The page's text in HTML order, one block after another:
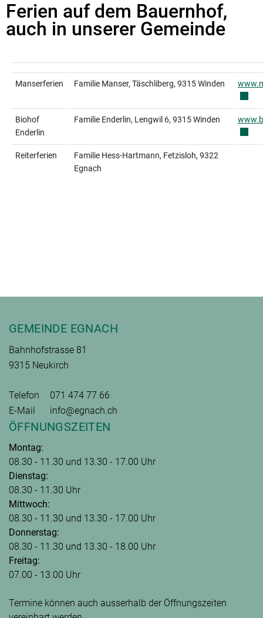
Ferien auf dem Bauernhof,
auch in unserer Gemeinde
Manserferien Familie Manser, Täschliberg, 9315 Winden
Biohof
Enderlin
Familie Enderlin, Lengwil 6, 9315 Winden
Reiterferien
Familie Hess-Hartmann, Fetzisloh, 9322
Egnach
Fusszeile
GEMEINDE EGNACH
Bahnhofstrasse 81
9315 Neukirch
Telefon
071 474 77 66
E-Mail
info@egnach.ch
ÖFFNUNGSZEITEN
Montag:
08.30 - 11.30 und 13.30 - 17.00 Uhr
Dienstag:
08.30 - 11.30 Uhr
Mittwoch:
08.30 - 11.30 und 13.30 - 17.00 Uhr
Donnerstag:
08.30 - 11.30 und 13.30 - 18.00 Uhr
Freitag:
07.00 - 13.00 Uhr
Termine können auch ausserhalb der Öffnungszeiten